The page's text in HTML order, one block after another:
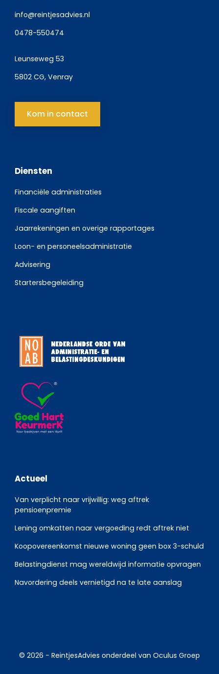
info@reintjesadvies.nl
0478-550474
Leunseweg 53
5802 CG, Venray
Kom in contact
Diensten
Financiële administraties
Fiscale aangiften
Jaarrekeningen en overige rapportages
Loon- en personeelsadministratie
Advisering
Startersbegeleiding
Actueel
Van verplicht naar vrijwillig: weg aftrek
pensioenpremie
Lening omkatten naar vergoeding redt aftrek niet
Koopovereenkomst nieuwe woning geen box 3-schuld
Belastingdienst mag wereldwijd informatie opvragen
Navordering deels vernietigd na te late aanslag
© 2026 - ReintjesAdvies onderdeel van Oculus Groep